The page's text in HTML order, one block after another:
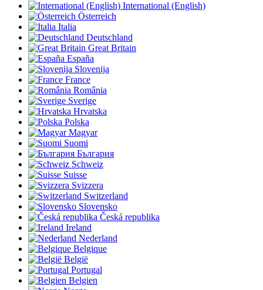
International (English)
Österreich
Italia
Deutschland
Great Britain
España
Slovenija
France
România
Sverige
Hrvatska
Polska
Magyar
Suomi
България
Schweiz
Suisse
Svizzera
Switzerland
Slovensko
Česká republika
Ireland
Nederland
Belgique
België
Portugal
Belgien